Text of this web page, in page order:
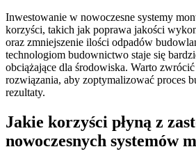
Inwestowanie w nowoczesne systemy
korzyści, takich jak poprawa jakości
oraz zmniejszenie ilości odpadów
technologiom budownictwo staje się
obciążające dla środowiska. Warto
rozwiązania, aby zoptymalizować proces
rezultaty.
Jakie korzyści płyną z
nowoczesnych systemów